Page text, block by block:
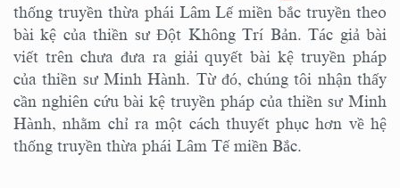
thống truyền thừa phái Lâm Lế miền bắc truyền theo
bài kệ của thiền sư Đột Không Trí Bản. Tác giả bài
viết trên chưa đưa ra giải quyết bài kệ truyền pháp
của thiền sư Minh Hành. Từ đó, chúng tôi nhận thấy
cần nghiên cứu bài kệ truyền pháp của thiền sư Minh
Hành, nhằm chỉ ra một cách thuyết phục hơn về hệ
thống truyền thừa phái Lâm Tế miền Bắc.